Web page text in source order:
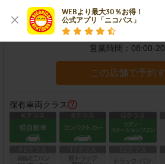
WEBより最大30％お得！
公式アプリ「ニコパス」
住所：岸和田市箕土路町1-10-
土路町102号
営業時間： 08:00-
この店舗で予約
保有車両クラス